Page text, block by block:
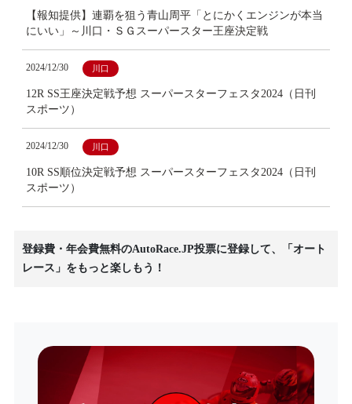
【報知提供】連覇を狙う青山周平「とにかくエンジンが本当
にいい」～川口・ＳＧスーパースター王座決定戦
2024/12/30 川口
12R SS王座決定戦予想 スーパースターフェスタ2024（日刊
スポーツ）
2024/12/30 川口
10R SS順位決定戦予想 スーパースターフェスタ2024（日刊
スポーツ）
登録費・年会費無料のAutoRace.JP投票に登録して、「オート
レース」をもっと楽しもう！